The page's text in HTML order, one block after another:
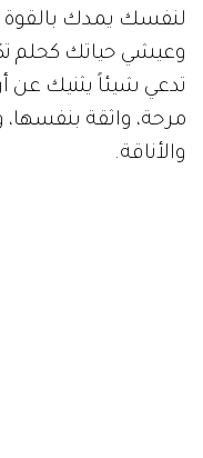
لنفسك يمدك بالقوة
وعيشي حياتك كحلم
تدعي شيئاً يثنيك عن
مرحة، واثقة
والأناقة.